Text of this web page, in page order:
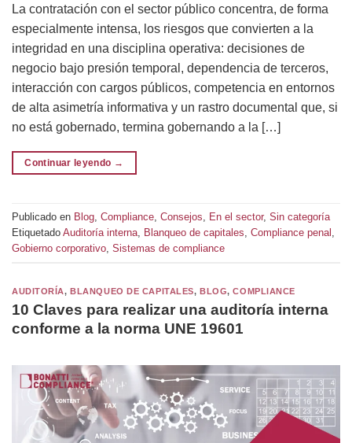
La contratación con el sector público concentra, de forma
especialmente intensa, los riesgos que convierten a la
integridad en una disciplina operativa: decisiones de
negocio bajo presión temporal, dependencia de terceros,
interacción con cargos públicos, competencia en entornos
de alta asimetría informativa y un rastro documental que, si
no está gobernado, termina gobernando a la […]
Continuar leyendo →
Publicado en Blog Compliance Consejos En el sector, Sin categoría
Etiquetado Auditoría interna Blanqueo de capitales Compliance penal
Gobierno corporativo Sistemas de compliance
AUDITORÍA, BLANQUEO DE CAPITALES, BLOG,COMPLIANCE
10 Claves para realizar una auditoría interna
conforme a la norma UNE 19601